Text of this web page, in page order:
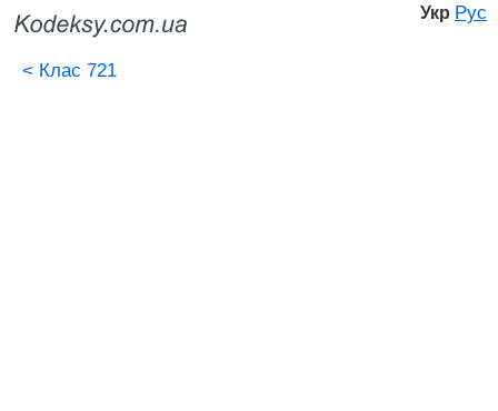
Укр Рус
< Клас 721